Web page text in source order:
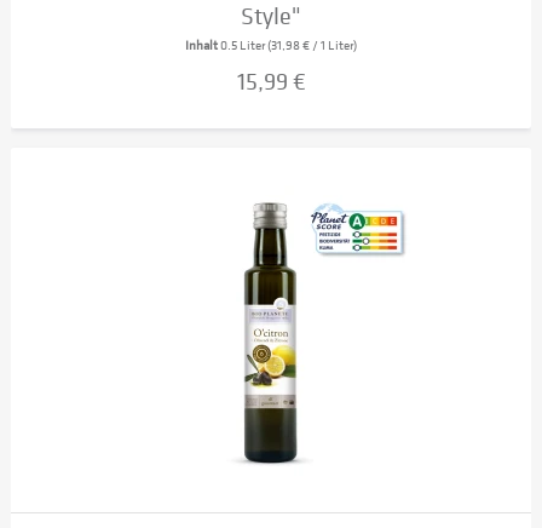
Style"
Inhalt0.5 Liter(31,98 € / 1 Liter)
15,99 €